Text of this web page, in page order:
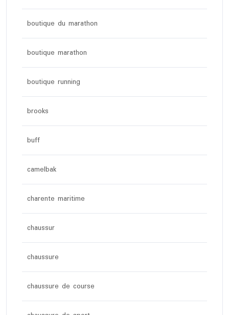
boutique du marathon
boutique marathon
boutique running
brooks
buff
camelbak
charente maritime
chaussur
chaussure
chaussure de course